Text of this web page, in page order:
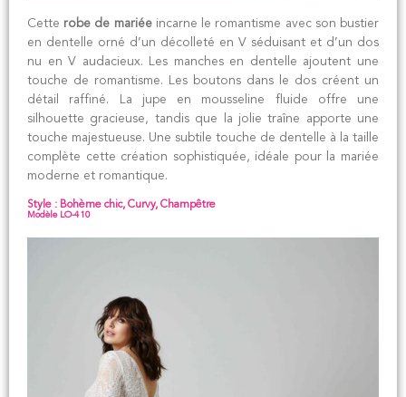
Cette robe de mariéeincarne le romantisme avec son bustier
en dentelle orné d’un décolleté en V séduisant et d’un dos
nu en V audacieux. Les manches en dentelle ajoutent une
touche de romantisme. Les boutons dans le dos créent un
détail raffiné. La jupe en mousseline fluide offre une
silhouette gracieuse, tandis que la jolie traîne apporte une
touche majestueuse. Une subtile touche de dentelle à la taille
complète cette création sophistiquée, idéale pour la mariée
moderne et romantique.
Style : Bohème chic, Curvy, Champêtre
Modèle LO-410